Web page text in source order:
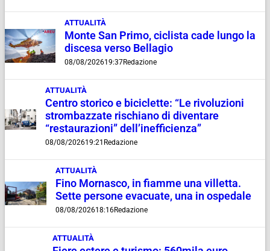
ATTUALITÀ
Monte San Primo, ciclista cade lungo la
discesa verso Bellagio
08/08/202619:37Redazione
ATTUALITÀ
Centro storico e biciclette: “Le rivoluzioni
strombazzate rischiano di diventare
“restaurazioni” dell’inefficienza”
08/08/202619:21 Redazione
ATTUALITÀ
Fino Mornasco, in fiamme una villetta.
Sette persone evacuate, una in ospedale
08/08/202618:16Redazione
ATTUALITÀ